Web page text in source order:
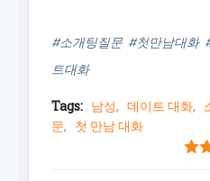
#소개팅질문 #첫만남대화
트대화
Tags: 남성 데이트 대화
문
첫 만남 대화